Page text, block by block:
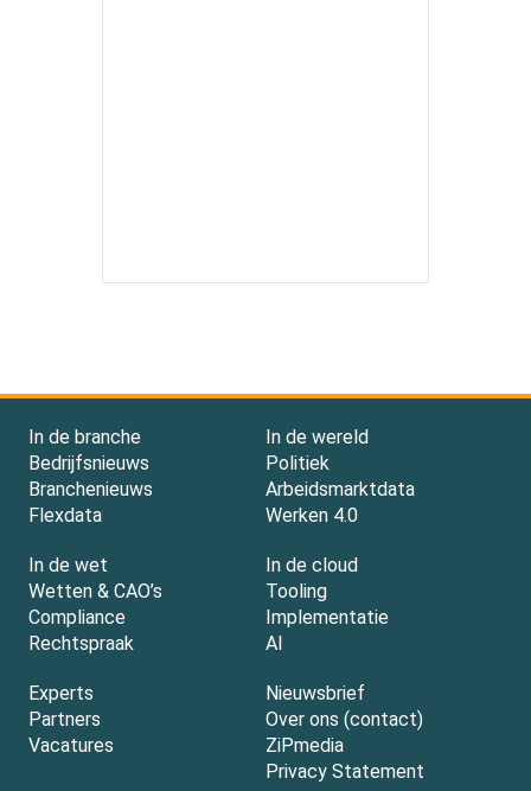
In de branche
Bedrijfsnieuws
Branchenieuws
Flexdata
In de wereld
Politiek
Arbeidsmarktdata
Werken 4.0
In de wet
Wetten & CAO’s
Compliance
Rechtspraak
In de cloud
Tooling
Implementatie
AI
Experts
Partners
Vacatures
Nieuwsbrief
Over ons (contact)
ZiPmedia
Privacy Statement